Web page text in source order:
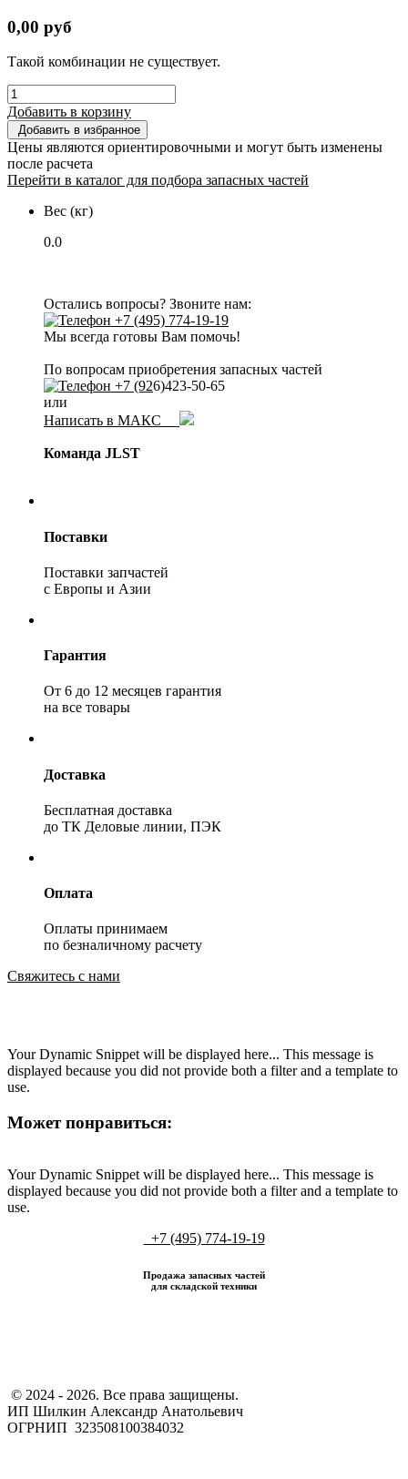
0,00 руб
Такой комбинации не существует.
Добавить в корзину
Добавить в избранное
Цены являются ориентировочными и могут быть изменены
после расчета
Перейти в каталог для подбора запасных частей
Вес (кг)
0.0
Остались вопросы? Звоните нам:
+7 (495) 774-19-19
Мы всегда готовы Вам помочь!
По вопросам приобретения запасных частей
+7 (926)423-50-65
или
Написать в МАКС
Команда JLST
Поставки
Поставки запчастей
с Европы и Азии
Гарантия
От 6 до 12 месяцев гарантия
на все товары
Доставка
Бесплатная доставка
до ТК Деловые линии, ПЭК
Оплата
Оплаты принимаем
по безналичному расчету
Свяжитесь с нами
Your Dynamic Snippet will be displayed here... This message is
displayed because you did not provide both a filter and a template to
use.
Может понравиться:
Your Dynamic Snippet will be displayed here... This message is
displayed because you did not provide both a filter and a template to
use.
+7 (495) 774-19-19
Продажа запасных частей
для складской техники
​ © 2024 - 2026. Все права защищены.
ИП Шилкин Александр Анатольевич
ОГРНИП 323508100384032